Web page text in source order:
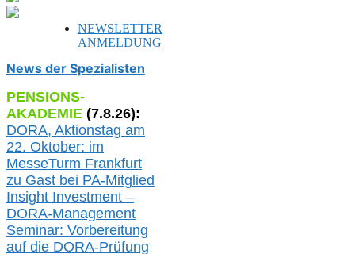
NEWSLETTER
ANMELDUNG
News der Spezialisten
PENSIONS-
AKADEMIE (7.8.26):
DORA, Aktionstag am
22. Oktober: im
MesseTurm Frankfurt
zu Gast bei PA-Mitglied
Insight Investment –
DORA-Management
Seminar: Vorbereitung
auf die DORA-Prüfung